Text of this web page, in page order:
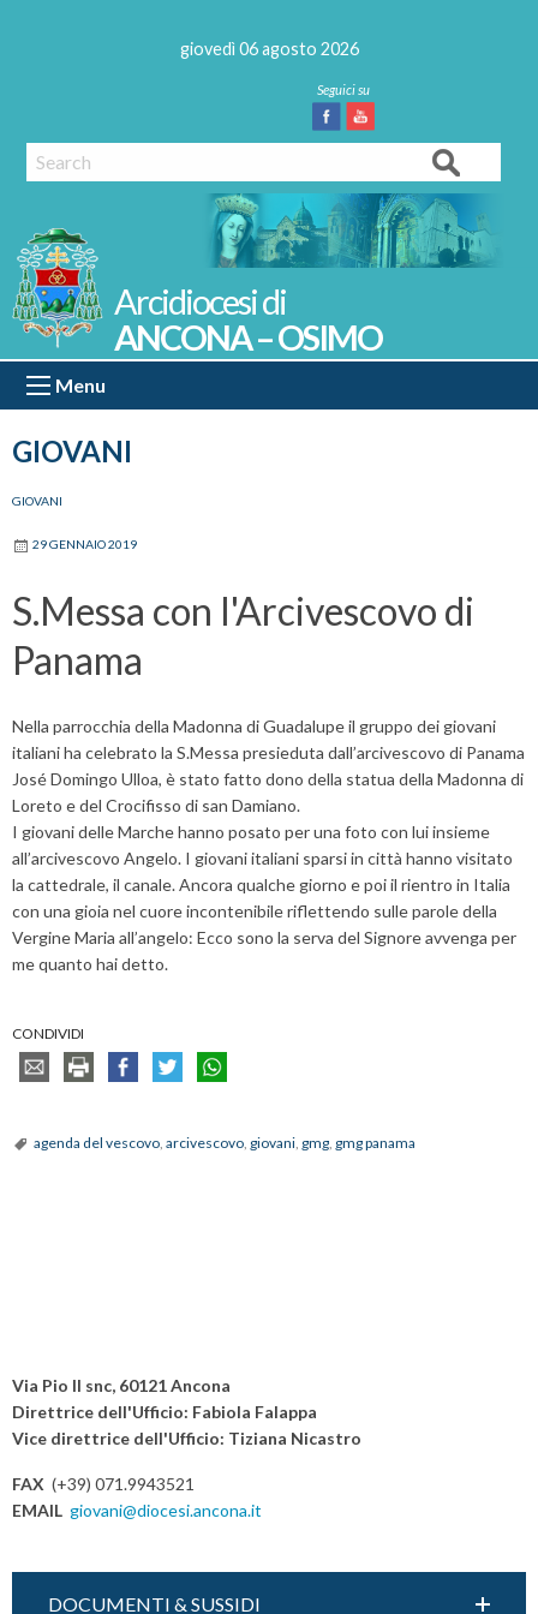
giovedì 06 agosto 2026
Facebook
Youtube
Search
GIOVANI
ANCONA – OSIMO
Menu
GIOVANI
29 GENNAIO 2019
S.Messa con l'Arcivescovo di
Panama
Nella parrocchia della Madonna di Guadalupe il gruppo dei giovani
italiani ha celebrato la S.Messa presieduta dall’arcivescovo di Panama
José Domingo Ulloa, è stato fatto dono della statua della Madonna di
Loreto e del Crocifisso di san Damiano.
I giovani delle Marche hanno posato per una foto con lui insieme
all’arcivescovo Angelo. I giovani italiani sparsi in città hanno visitato
la cattedrale, il canale. Ancora qualche giorno e poi il rientro in Italia
con una gioia nel cuore incontenibile riflettendo sulle parole della
Vergine Maria all’angelo: Ecco sono la serva del Signore avvenga per
me quanto hai detto.
CONDIVIDI
agenda del vescovo arcivescovo giovani gmg gmg panama
Via Pio II snc, 60121 Ancona
Direttrice dell'Ufficio: Fabiola Falappa
Vice direttrice dell'Ufficio: Tiziana Nicastro
FAX (+39) 071.9943521
EMAIL giovani@diocesi.ancona.it
DOCUMENTI & SUSSIDI